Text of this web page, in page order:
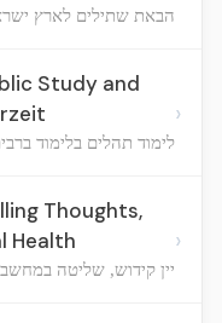
הבאת שתילים לארץ
Study and
לימוד תהלים בלימוד
›
Thoughts,
Health
יין קידוש, שליטה
›